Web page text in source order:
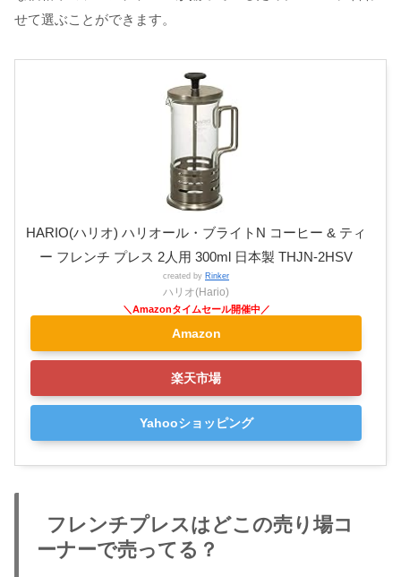
せて選ぶことができます。
HARIO(ハリオ) ハリオール・ブライトN コーヒー & ティ
ー フレンチ プレス 2人用 300ml 日本製 THJN-2HSV
created by Rinker
ハリオ(Hario)
Amazon
楽天市場
Yahooショッピング
フレンチプレスはどこの売り場コ
ーナーで売ってる？